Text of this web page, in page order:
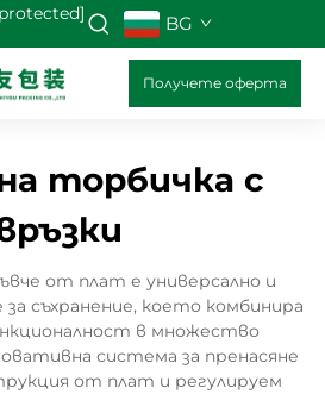
BG
Получете оферта
торбичка с
от плат е универсално и
съхранение, което комбинира
в множество
система за пренасяне
от плат и регулируем